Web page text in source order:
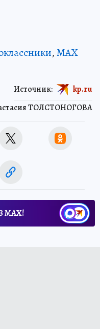
,MAX
ТОЛСТОНОГОВА
Источник: kp.ru
МАХ!